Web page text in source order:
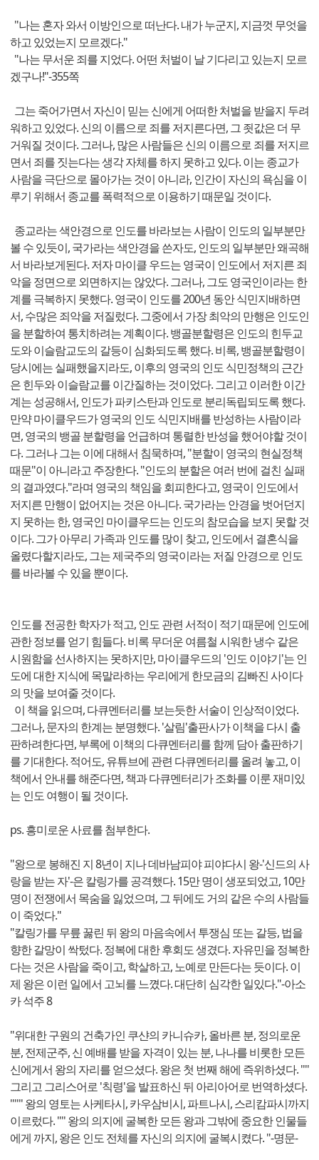
"나는 혼자 와서 이방인으로 떠난다. 내가 누군지, 지금껏 무엇을
하고 있었는지 모르겠다."
"나는 무서운 죄를 지었다. 어떤 처벌이 날 기다리고 있는지 모르
겠구나!"-355쪽
그는 죽어가면서 자신이 믿는 신에게 어떠한 처벌을 받을지 두려
워하고 있었다. 신의 이름으로 죄를 저지른다면, 그 죗값은 더 무
거워질 것이다. 그러나, 많은 사람들은 신의 이름으로 죄를 저지르
면서 죄를 짓는다는 생각 자체를 하지 못하고 있다. 이는 종교가
사람을 극단으로 몰아가는 것이 아니라, 인간이 자신의 욕심을 이
루기 위해서 종교를 폭력적으로 이용하기 때문일 것이다.
종교라는 색안경으로 인도를 바라보는 사람이 인도의 일부분만
볼 수 있듯이, 국가라는 색안경을 쓴자도, 인도의 일부분만 왜곡해
서 바라보게된다. 저자 마이클 우드는 영국이 인도에서 저지른 죄
악을 정면으로 외면하지는 않았다. 그러나, 그도 영국인이라는 한
계를 극복하지 못했다. 영국이 인도를 200년 동안 식민지배하면
서, 수많은 죄악을 저질렀다. 그중에서 가장 최악의 만행은 인도인
을 분할하여 통치하려는 계획이다. 뱅골분할령은 인도의 힌두교
도와 이슬람교도의 갈등이 심화되도록 했다. 비록, 뱅골분할령이
당시에는 실패했을지라도, 이후의 영국의 인도 식민정책의 근간
은 힌두와 이슬람교를 이간질하는 것이었다. 그리고 이러한 이간
계는 성공해서, 인도가 파키스탄과 인도로 분리독립되도록 했다.
만약 마이클우드가 영국의 인도 식민지배를 반성하는 사람이라
면, 영국의 뱅골 분할령을 언급하며 통렬한 반성을 했어야할 것이
다. 그러나 그는 이에 대해서 침묵하며, "분할이 영국의 현실정책
때문"이 아니라고 주장한다. "인도의 분할은 여러 번에 걸친 실패
의 결과였다."라며 영국의 책임을 회피한다고, 영국이 인도에서
저지른 만행이 없어지는 것은 아니다. 국가라는 안경을 벗어던지
지 못하는 한, 영국인 마이클우드는 인도의 참모습을 보지 못할 것
이다. 그가 아무리 가족과 인도를 많이 찾고, 인도에서 결혼식을
올렸다할지라도, 그는 제국주의 영국이라는 저질 안경으로 인도
를 바라볼 수 있을 뿐이다.
인도를 전공한 학자가 적고, 인도 관련 서적이 적기 때문에 인도에
관한 정보를 얻기 힘들다. 비록 무더운 여름철 시워한 냉수 같은
시원함을 선사하지는 못하지만, 마이클우드의 '인도 이야기'는 인
도에 대한 지식에 목말라하는 우리에게 한모금의 김빠진 사이다
의 맛을 보여줄 것이다.
이 책을 읽으며, 다큐멘터리를 보는듯한 서술이 인상적이었다.
그러나, 문자의 한계는 분명했다. '살림'출판사가 이책을 다시 출
판하려한다면, 부록에 이책의 다큐멘터리를 함께 담아 출판하기
를 기대한다. 적어도, 유튜브에 관련 다큐멘터리를 올려 놓고, 이
책에서 안내를 해준다면, 책과 다큐멘터리가 조화를 이룬 재미있
는 인도 여행이 될 것이다.
ps. 흥미로운 사료를 첨부한다.
"왕으로 봉해진 지 8년이 지나 데바남피야 피야다시 왕-'신드의 사
랑을 받는 자'-은 칼링가를 공격했다. 15만 명이 생포되었고, 10만
명이 전쟁에서 목숨을 잃었으며, 그 뒤에도 거의 같은 수의 사람들
이 죽었다."
"칼링가를 무릎 꿇린 뒤 왕의 마음속에서 투쟁심 또는 갈등, 법을
향한 갈망이 싹텄다. 정복에 대한 후회도 생겼다. 자유민을 정복한
다는 것은 사람을 죽이고, 학살하고, 노예로 만든다는 듯이다. 이
제 왕은 이런 일에서 고뇌를 느꼈다. 대단히 심각한 일있다."-아소
카 석주 8
"위대한 구원의 건축가인 쿠샨의 카니슈카, 올바른 분, 정의로운
분, 전제군주, 신 예배를 받을 자격이 있는 분, 나나를 비롯한 모든
신에게서 왕의 자리를 얻으셨다. 왕은 첫 번째 해에 즉위하셨다. ''''
그리고 그리스어로 '칙령'을 발표하신 뒤 아리아어로 번역하셨다.
'''''' 왕의 영토는 사케타시, 카우삼비시, 파트나시, 스리캄파시까지
이르렀다. '''' 왕의 의지에 굴복한 모든 왕과 그밖에 중요한 인물들
에게 까지, 왕은 인도 전체를 자신의 의지에 굴복시켰다. "-명문-